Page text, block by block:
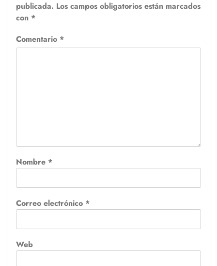
publicada. Los campos obligatorios están marcados
con *
Comentario *
Nombre *
Correo electrónico *
Web